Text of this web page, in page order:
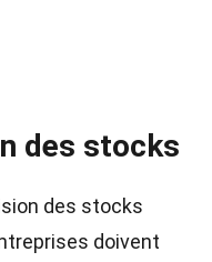
des stocks
des stocks
doivent